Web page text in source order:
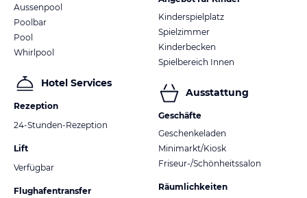
Aussenpool
Poolbar
Pool
Whirlpool
Hotel Services
Rezeption
24-Stunden-Rezeption
Lift
Verfügbar
Flughafentransfer
Kinderspielplatz
Spielzimmer
Kinderbecken
Spielbereich Innen
Ausstattung
Geschäfte
Geschenkeladen
Minimarkt/Kiosk
Friseur-/Schönheitssalon
Räumlichkeiten